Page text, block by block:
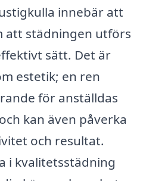
innebär att
att städningen utförs
sätt. Det är
estetik; en ren
för anställdas
kan även påverka
och resultat.
i kvalitetsstädning